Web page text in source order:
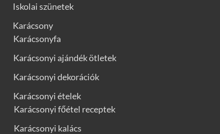
Iskolai szünetek
Karácsony
Karácsonyfa
Karácsonyi ajándék ötletek
Karácsonyi dekorációk
Karácsonyi ételek
Karácsonyi főétel receptek
Karácsonyi kalács